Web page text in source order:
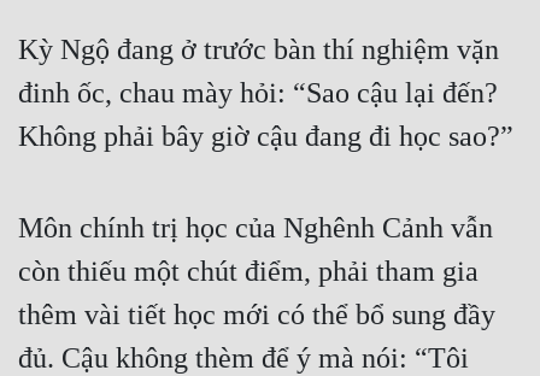
Linh Dị
Làm Giàu
Lịch Sử
Mạt Thế
Mỹ Thực
Ngôn Tình
Kỳ Ngộ đang ở trước bàn thí nghiệm vặn
đinh ốc, chau mày hỏi: “Sao cậu lại đến?
Không phải bây giờ cậu đang đi học sao?”
Môn chính trị học của Nghênh Cảnh vẫn
còn thiếu một chút điểm, phải tham gia
thêm vài tiết học mới có thể bổ sung đầy
đủ. Cậu không thèm để ý mà nói: “Tôi